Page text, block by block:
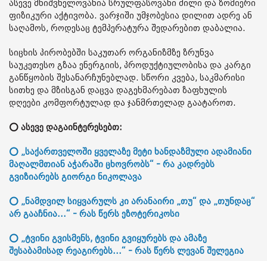
ასევე მნიშვნელოვანია სრულფასოვანი ძილი და ზომიერი
ფიზიკური აქტივობა. ვარჯიში უმჯობესია დილით ადრე ან
საღამოს, როდესაც ტემპერატურა შედარებით დაბალია.
სიცხის პირობებში საკუთარ ორგანიზმზე ზრუნვა
საუკეთესო გზაა ენერგიის, პროდუქტიულობისა და კარგი
განწყობის შესანარჩუნებლად. სწორი კვება, საკმარისი
სითხე და მზისგან დაცვა დაგეხმარებათ ზაფხულის
დღეები კომფორტულად და ჯანმრთელად გაატაროთ.
⭕ ასევე დაგაინტერესებთ:
⭕ „საქართველოში ყველაზე მეტი ხანდაზმული ადამიანი
მაღალმთიან აჭარაში ცხოვრობს“ - რა კადრებს
გვიზიარებს გიორგი ნიკოლავა
⭕ „ნამდვილ სიყვარულს კი არანაირი „თუ“ და „თუნდაც“
არ გააჩნია...“ - რას წერს ეზოტერიკოსი
⭕ „ტვინი გვისმენს, ტვინი გვიყურებს და ამაზე
შესაბამისად რეაგირებს...“ - რას წერს ლევან შელეგია